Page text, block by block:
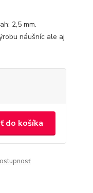
2,5 mm.
náušníc ale aj
do košíka